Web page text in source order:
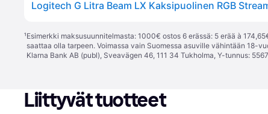
¹Esimerkki maksusuunnitelmasta: 1000€ ostos 6 erässä: 5 erää à
saattaa olla tarpeen. Voimassa vain Suomessa asuville vähintään 18-
Klarna Bank AB (publ), Sveavägen 46, 111 34 Tukholma, Y-tunnus:
Liittyvät tuotteet